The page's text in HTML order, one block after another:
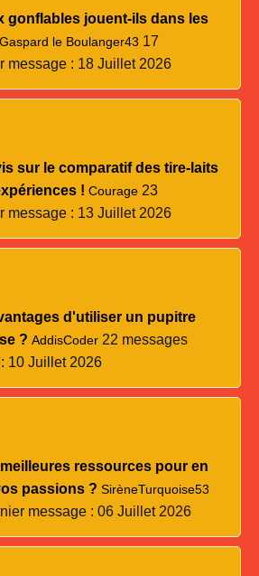
gonflables jouent-ils dans les
Gaspard le Boulanger43 17
message : 18 Juillet 2026
sur le comparatif des tire-laits
! Courage 23
message : 13 Juillet 2026
d'utiliser un pupitre
? AddisCoder 22 messages
10 Juillet 2026
ressources pour en
passions ? SirèneTurquoise53
message : 06 Juillet 2026